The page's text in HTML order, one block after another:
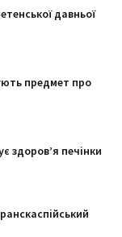
давньої
предмет про
здоров’я печінки